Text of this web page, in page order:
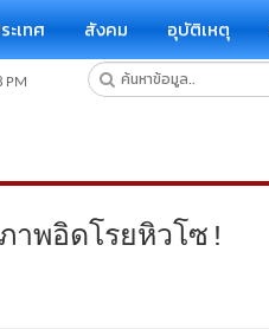
ะเทศ สังคม อุบัติเหตุ
าพอิดโรยหิวโซ!